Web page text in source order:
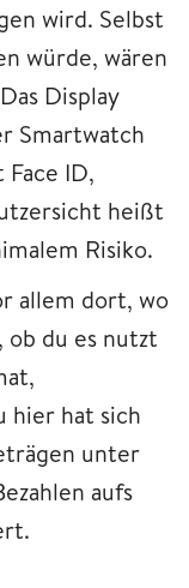
wird. Selbst
würde, wären
Display
Smartwatch
ID,
heißt
Risiko.
allem dort, wo
ob du es nutzt
hier hat sich
unter
aufs